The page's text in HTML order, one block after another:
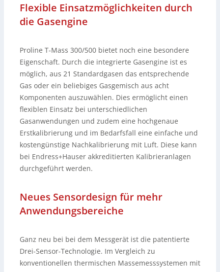
Flexible Einsatzmöglichkeiten durch
die Gasengine
Proline T-Mass 300/500 bietet noch eine besondere
Eigenschaft. Durch die integrierte Gasengine ist es
möglich, aus 21 Standardgasen das entsprechende
Gas oder ein beliebiges Gasgemisch aus acht
Komponenten auszuwählen. Dies ermöglicht einen
flexiblen Einsatz bei unterschiedlichen
Gasanwendungen und zudem eine hochgenaue
Erstkalibrierung und im Bedarfsfall eine einfache und
kostengünstige Nachkalibrierung mit Luft. Diese kann
bei Endress+Hauser akkreditierten Kalibrieranlagen
durchgeführt werden.
Neues Sensordesign für mehr
Anwendungsbereiche
Ganz neu bei bei dem Messgerät ist die patentierte
Drei-Sensor-Technologie. Im Vergleich zu
konventionellen thermischen Massemesssystemen mit